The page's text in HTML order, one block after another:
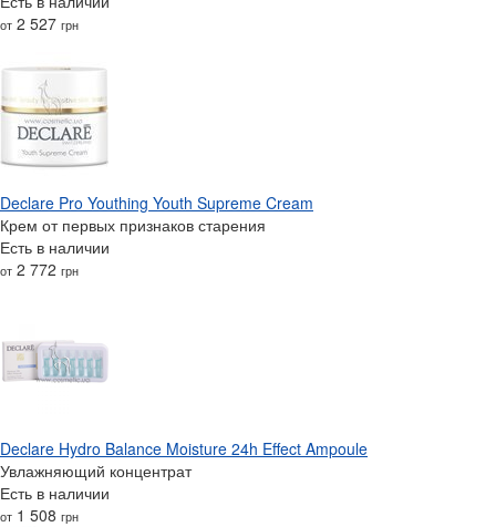
от 2 527 грн
Declare Pro Youthing Youth Supreme Cream
Крем от первых признаков старения
Есть в наличии
от 2 772 грн
Declare Hydro Balance Moisture 24h Effect Ampoule
Увлажняющий концентрат
Есть в наличии
от 1 508 грн